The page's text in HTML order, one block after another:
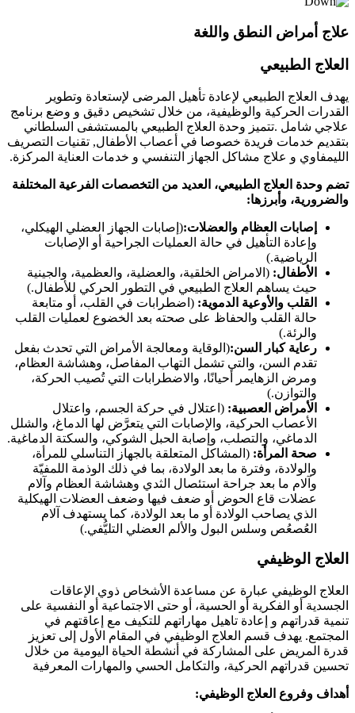
علاج أمراض النطق واللغة
العلاج الطبيعي
يهدف العلاج الطبيعي لإعادة تأهيل المرضى لإستعادة وتطوير
القدرات الحركية والوظيفية، من خلال تشخيص دقيق و وضع برنامج
علاجي شامل .تتميز وحدة العلاج الطبيعي بالمستشفى السلطاني
بتقديم خدمات فريدة خصوصا في أعصاب الأطفال, تقنيات التصريف
الليمفاوي و علاج مشاكل الجهاز التنفسي و خدمات العناية المركزة.
تضم وحدة العلاج الطبيعي، العديد من التخصصات الفرعية المختلفة
والضرورية، وأبرزها:
إصابات العظام والعضلات:(إصابات الجهاز العضلي الهيكلي،
وإعادة التأهيل في حالة العمليات الجراحية أو الإصابات
الرياضية.)
الأطفال: (الامراض الخلقية، والعضلية، والعظمية، والجينية
حيث يساهم العلاج الطبيعي في التطور الحركي للأطفال.)
القلب والأوعية الدموية: (اضطرابات في القلب، أو متابعة
حالة القلب والحفاظ على صحته بعد الخضوع لعمليات القلب
والرئة.)
رعاية كبار السن:(الوقاية ومعالجة الأمراض التي تحدث بفعل
تقدم السن، والتي تشمل التهاب المفاصل، وهشاشة العظام،
ومرض الزهايمر أحيانًا، والاضطرابات التي تُصيب الحركة،
والتوازن.)
الأمراض العصبية: (اعتلال في حركة الجسم، واعتلال
الأعصاب الحركية، والإصابات التي يتعرَّض لها الدماغ، والشلل
الدماغي، والتصلب، وإصابة الحبل الشوكي، والسكتة الدماغية.
صحة المرأة: (المشاكل المتعلقة بالجهاز التناسلي للمرأة،
والولادة، وفترة ما بعد الولادة، بما في ذلك الوذمة اللمفيّة
وآلام ما بعد جراحة استئصال الثدي وهشاشة العظام وآلام
عضلات قاع الحوض أو ضعف فيها وضعف العضلات الهيكلية
الذي يصاحب الولادة أو ما بعد الولادة، كما يستهدف آلام
العُصعُص وسلس البول والألم العضلي التليُّفي.)
العلاج الوظيفي
العلاج الوظيفي عبارة عن مساعدة الأشخاص ذوي الإعاقات
الجسدية أو الفكرية أو الحسية، أو حتى الاجتماعية أو النفسية على
تنمية قدراتهم و إعادة تاهيل مهاراتهم للتكيف مع إعاقتهم في
المجتمع. يهدف قسم العلاج الوظيفي في المقام الأول إلى تعزيز
قدرة المريض على المشاركة في أنشطة الحياة اليومية من خلال
تحسين قدراتهم الحركية، والتكامل الحسي والمهارات المعرفية
أهداف وفروع العلاج الوظيفي: